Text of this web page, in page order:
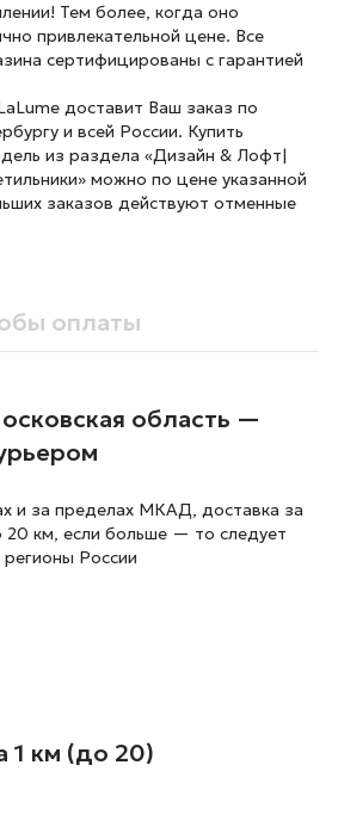
Тем более, когда оно
привлекательной цене. Все
сертифицированы с гарантией
доставит Ваш заказ по
и всей России. Купить
из раздела «Дизайн & Лофт|
можно по цене указанной
заказов действуют отменные
оплаты
область —
и за пределах МКАД, доставка за
км, если больше — то следует
России
1 км (до 20)